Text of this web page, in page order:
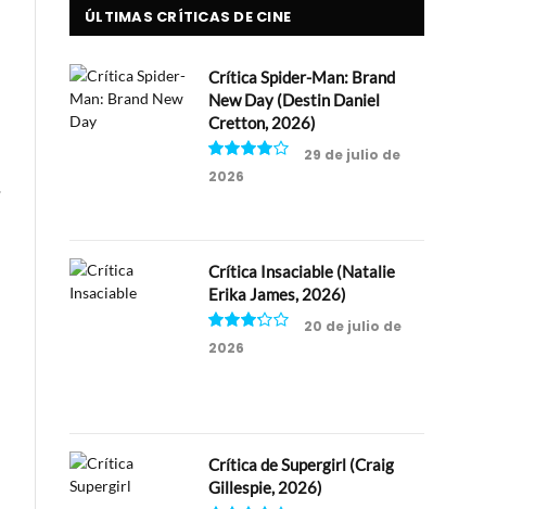
ÚLTIMAS CRÍTICAS DE CINE
Crítica Spider-Man: Brand
New Day (Destin Daniel
Cretton, 2026)
8
29 de julio de
2026
Crítica Insaciable (Natalie
Erika James, 2026)
6.5
20 de julio de
2026
Crítica de Supergirl (Craig
Gillespie, 2026)